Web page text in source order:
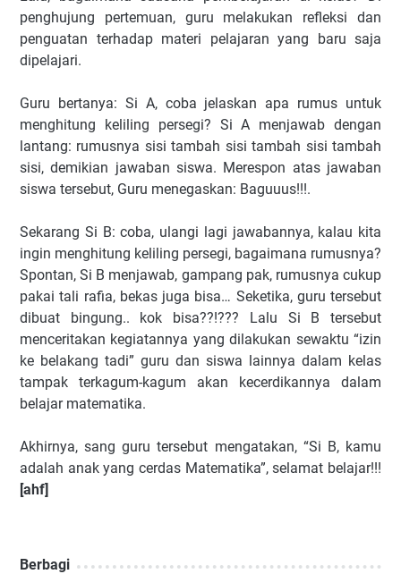
penghujung pertemuan, guru melakukan refleksi dan
penguatan terhadap materi pelajaran yang baru saja
dipelajari.
Guru bertanya: Si A, coba jelaskan apa rumus untuk
menghitung keliling persegi? Si A menjawab dengan
lantang: rumusnya sisi tambah sisi tambah sisi tambah
sisi, demikian jawaban siswa. Merespon atas jawaban
siswa tersebut, Guru menegaskan: Baguuus!!!.
Sekarang Si B: coba, ulangi lagi jawabannya, kalau kita
ingin menghitung keliling persegi, bagaimana rumusnya?
Spontan, Si B menjawab, gampang pak, rumusnya cukup
pakai tali rafia, bekas juga bisa… Seketika, guru tersebut
dibuat bingung.. kok bisa??!??? Lalu Si B tersebut
menceritakan kegiatannya yang dilakukan sewaktu “izin
ke belakang tadi” guru dan siswa lainnya dalam kelas
tampak terkagum-kagum akan kecerdikannya dalam
belajar matematika.
Akhirnya, sang guru tersebut mengatakan, “Si B, kamu
adalah anak yang cerdas Matematika”, selamat belajar!!!
[ahf]
Berbagi